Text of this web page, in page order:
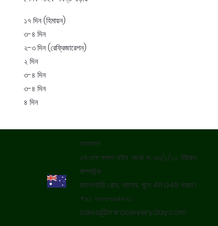
১৭ দিন (হিমায়ন)
৩-৪ দিন
২-৩ দিন (রেফ্রিজারেশন)
২ দিন
৩-৪ দিন
৩-৪ দিন
৪ দিন
যোগাযোগ
৫ম তলা পলাশ নাইন, সার্ভে নং ৩৩/১/১৩, মিটকন
কম্পাউন্ড
বালেওয়াড়ি রোড, ব্যানার, পুনে 411 045 ভারত।
+৯১ ৭৭৮৮৯৯৪৬৭১
sales@miracleveryday.com